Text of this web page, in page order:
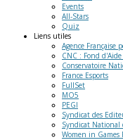
Events
All-Stars
Quiz
Liens utiles
Agence Française
CNC : Fond
Conservatoire
France Esports
FullSet
MO5
PEGI
Syndicat des
Syndicat National
Women in Games